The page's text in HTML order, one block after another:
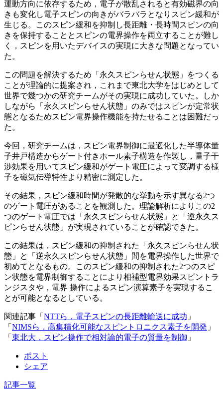
運動方向に依存するため，電子が散乱されると有効磁界の向
きも変化し電子スピンの向きがバラバラとなりスピン緩和が
生じる。このスピン緩和を抑制し長距離・長時間スピンの向
きを保持することとスピンの電界操作を両立することが難し
く，スピンを用いたデバイスの実現に大きな問題となってい
た。
この問題を解決するため「永久スピンらせん状態」をつくる
ことが理論的に提案され，これまで東北大学をはじめとして
世界で幾つかの研究チームがその実現に成功していた。しか
しながら「永久スピンらせん状態」のみではスピンが定常状
態となるためスピン電界操作機能を持たせることは困難だっ
た。
今回，研究チームは，スピン電界制御に最適化した半導体量
子井戸構造からゲート付きホール素子構造を作製し，量子干
渉効果を用いてスピン緩和がゲート電圧によって変調する様
子を磁気伝導特性より精密に測定した。
その結果，スピン緩和時間が発散的な挙動を示す異なる2つ
のゲート電圧があることを観測した。理論解析によりこの2
つのゲート電圧では「永久スピンらせん状態」と「逆永久ス
ピンらせん状態」が実現されていることが確認できた。
この結果は，スピン緩和の抑制された「永久スピンらせん状
態」と「逆永久スピンらせん状態」間を電界操作した世界で
初めてとなるもの。このスピン緩和の抑制された2つのスピ
ン状態を電界制御することにより相補型電界効果スピントラ
ンジスタや，電界 操作によるスピン演算素子を実現するこ
とが可能となるとしている。
関連記事「 NTTら，電子スピンの長距離輸送に成功 」
「 NIMSら，高集積化可能なスピントロニクス素子を開発 」
「 東北大，スピン操作で相対論的電子の質量を制御 」
ポスト
シェア
記事一覧